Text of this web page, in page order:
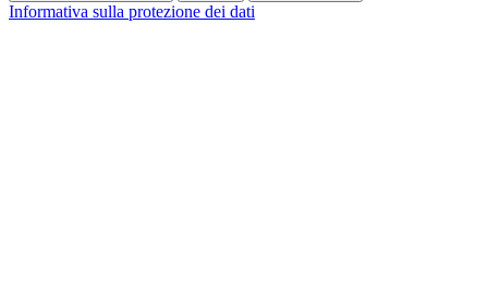
Informativa sulla protezione dei dati